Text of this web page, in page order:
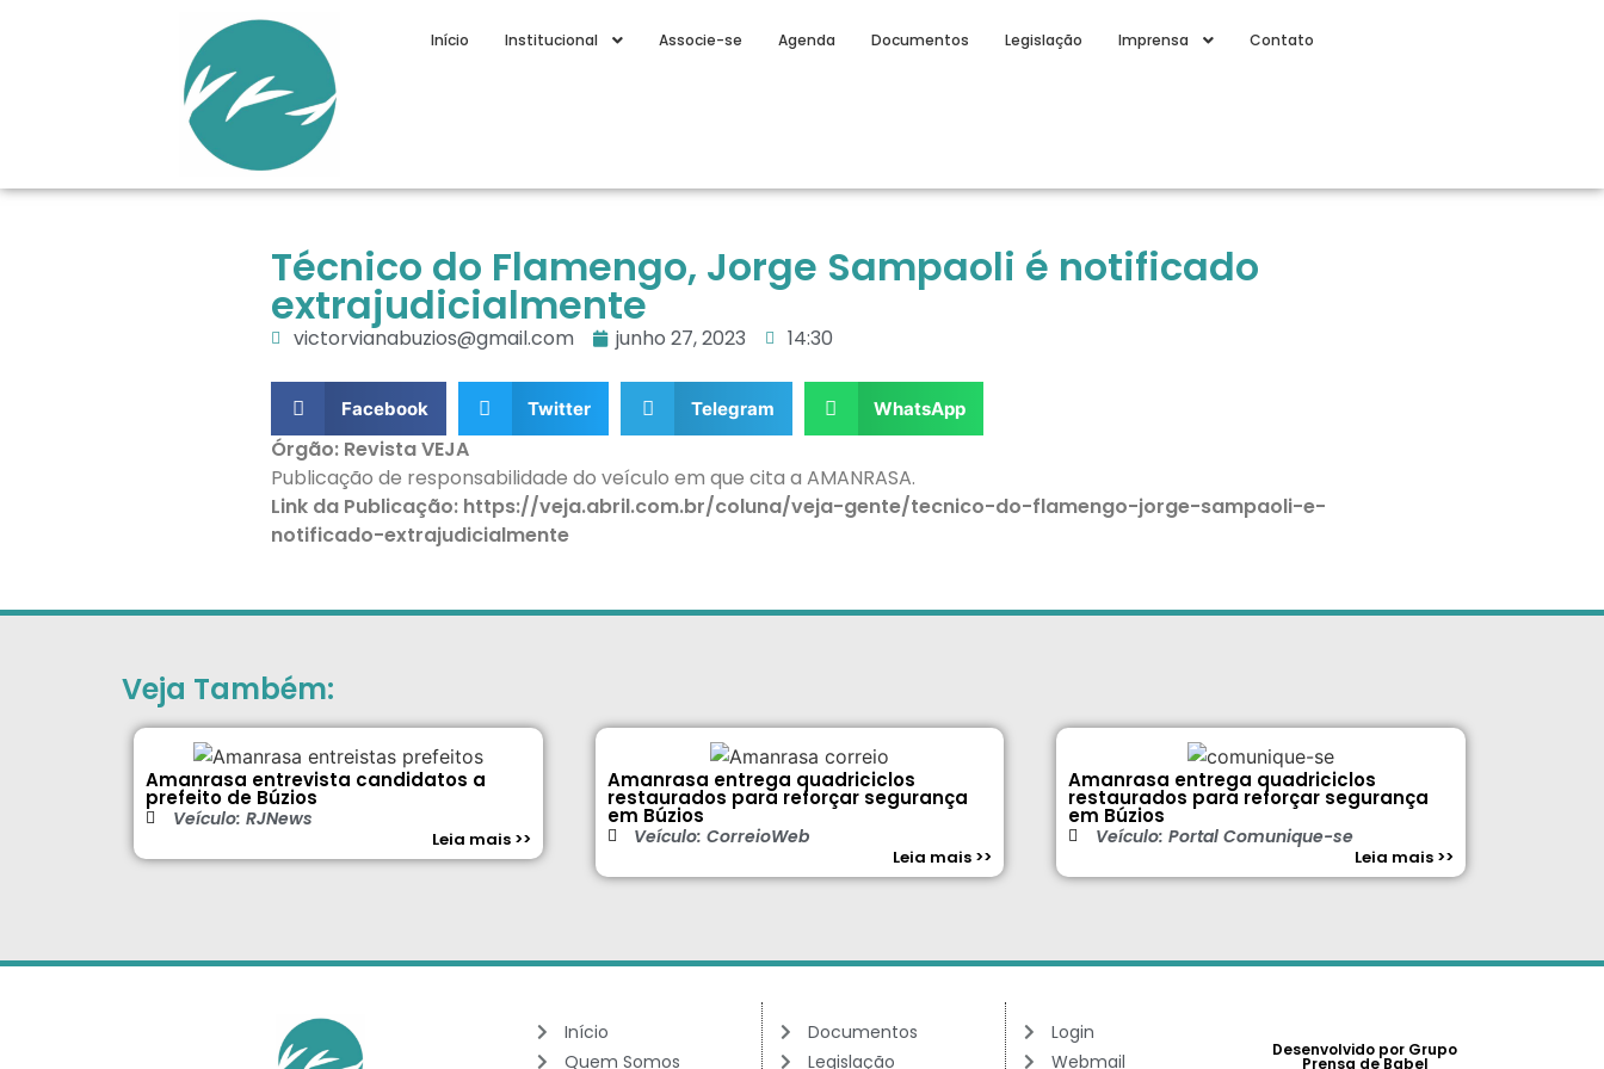
Início Institucional Associe-se Agenda Documentos Legislação Imprensa Contato
Técnico do Flamengo, Jorge Sampaoli é notificado
extrajudicialmente
victorvianabuzios@gmail.com junho 27, 2023 14:30
Facebook Twitter Telegram WhatsApp
Órgão: Revista VEJA
Publicação de responsabilidade do veículo em que cita a AMANRASA.
Link da Publicação: https://veja.abril.com.br/coluna/veja-gente/tecnico-do-flamengo-jorge-sampaoli-e-
notificado-extrajudicialmente
Veja Também:
Amanrasa entrevista candidatos a
prefeito de Búzios
Veículo: RJNews
Leia mais >>
Amanrasa entrega quadriciclos
restaurados para reforçar segurança
em Búzios
Veículo: CorreioWeb
Leia mais >>
Amanrasa entrega quadriciclos
restaurados para reforçar segurança
em Búzios
Veículo: Portal Comunique-se
Leia mais >>
Início
Quem Somos
Documentos
Legislação
Login
Webmail
Desenvolvido por Grupo
Prensa de Babel